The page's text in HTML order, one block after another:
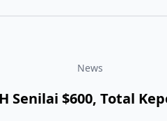
News
Senilai $600, Total